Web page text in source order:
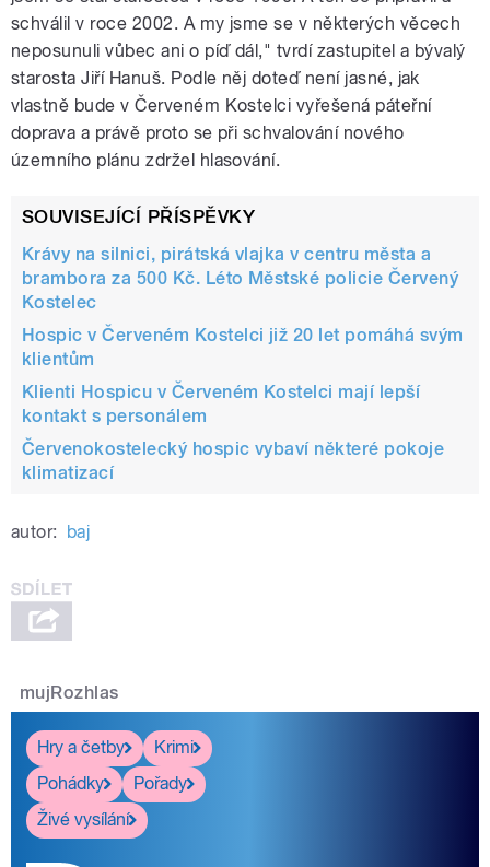
schválil v roce 2002. A my jsme se v některých věcech
neposunuli vůbec ani o píď dál," tvrdí zastupitel a bývalý
starosta Jiří Hanuš. Podle něj doteď není jasné, jak
vlastně bude v Červeném Kostelci vyřešená páteřní
doprava a právě proto se při schvalování nového
územního plánu zdržel hlasování.
SOUVISEJÍCÍ PŘÍSPĚVKY
Krávy na silnici, pirátská vlajka v centru města a
brambora za 500 Kč. Léto Městské policie Červený
Kostelec
Hospic v Červeném Kostelci již 20 let pomáhá svým
klientům
Klienti Hospicu v Červeném Kostelci mají lepší
kontakt s personálem
Červenokostelecký hospic vybaví některé pokoje
klimatizací
autor: baj
mujRozhlas
Hry a četby
Krimi
Pohádky
Pořady
Živé vysílání